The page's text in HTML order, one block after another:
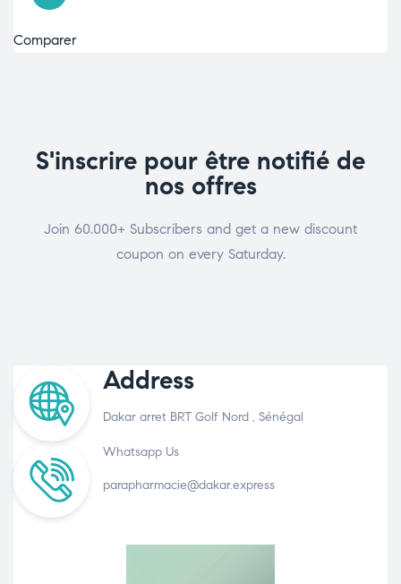
Comparer
S'inscrire pour être notifié de
nos offres
Join 60.000+ Subscribers and get a new discount
coupon on every Saturday.
Address
Dakar arret BRT Golf Nord , Sénégal
Whatsapp Us
parapharmacie@dakar.express